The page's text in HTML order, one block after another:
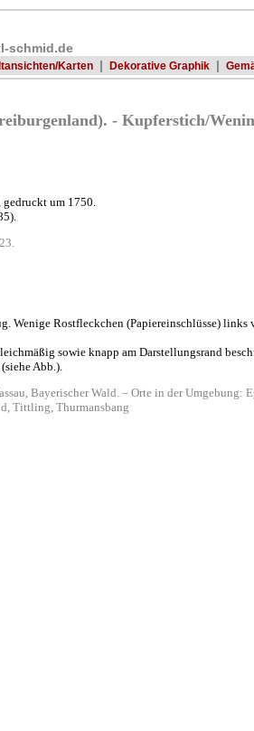
schmid.de
Karten | Dekorative Graphik |
- Kupferstich/
um 1750.
Wenige Rostfleckchen (Papiereinschlüsse) links
sowie knapp am Darstellungsrand
Abb.).
Bayerischer Wald. – Orte in der Umgebung:
Tittling, Thurmansbang